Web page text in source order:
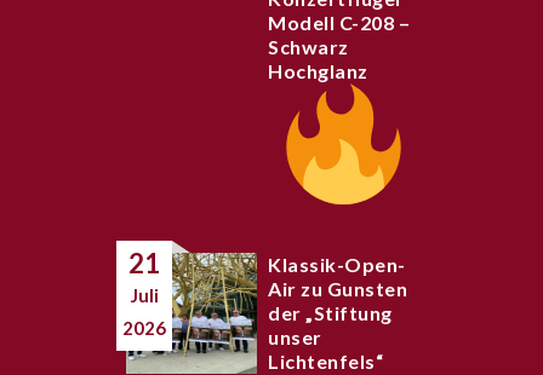
Modell C-208 –
Schwarz
Hochglanz
21
Juli
2026
Klassik-Open-
Air zu Gunsten
der „Stiftung
unser
Lichtenfels“